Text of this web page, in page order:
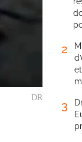
DR
2
3